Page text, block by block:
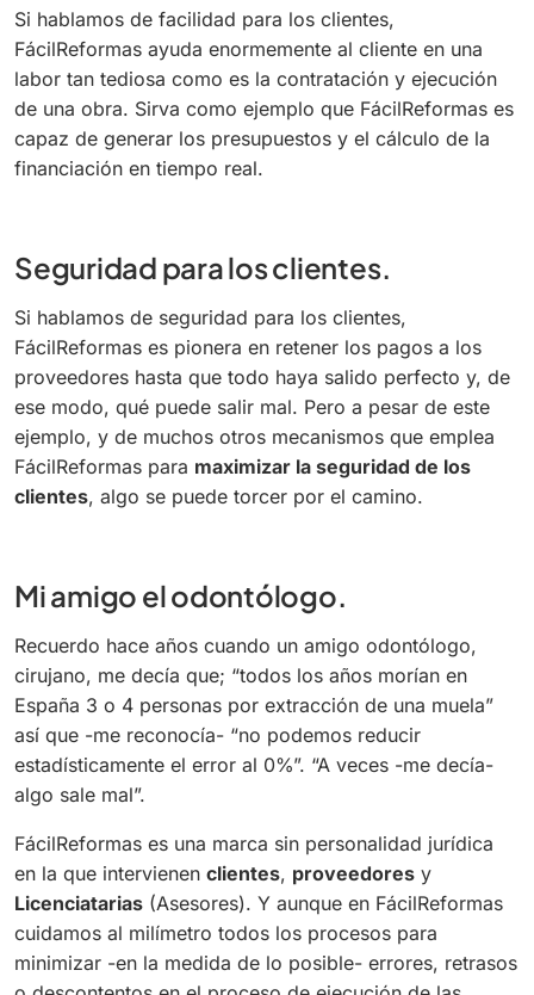
Si hablamos de facilidad para los clientes,
FácilReformas ayuda enormemente al cliente en una
labor tan tediosa como es la contratación y ejecución
de una obra. Sirva como ejemplo que FácilReformas es
capaz de generar los presupuestos y el cálculo de la
financiación en tiempo real.
Seguridad para los clientes.
Si hablamos de seguridad para los clientes,
FácilReformas es pionera en retener los pagos a los
proveedores hasta que todo haya salido perfecto y, de
ese modo, qué puede salir mal. Pero a pesar de este
ejemplo, y de muchos otros mecanismos que emplea
FácilReformas para maximizar la seguridad de los
clientes, algo se puede torcer por el camino.
Mi amigo el odontólogo.
Recuerdo hace años cuando un amigo odontólogo,
cirujano, me decía que; “todos los años morían en
España 3 o 4 personas por extracción de una muela”
así que -me reconocía- “no podemos reducir
estadísticamente el error al 0%”. “A veces -me decía-
algo sale mal”.
FácilReformas es una marca sin personalidad jurídica
en la que intervienen clientes, proveedores y
Licenciatarias (Asesores). Y aunque en FácilReformas
cuidamos al milímetro todos los procesos para
minimizar -en la medida de lo posible- errores, retrasos